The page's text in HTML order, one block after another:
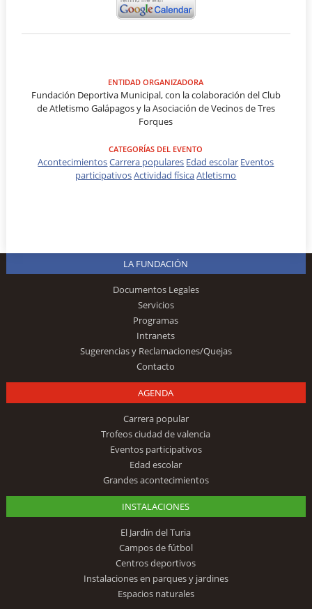
ENTIDAD ORGANIZADORA
Fundación Deportiva Municipal, con la colaboración del Club
de Atletismo Galápagos y la Asociación de Vecinos de Tres
Forques
CATEGORÍAS DEL EVENTO
AcontecimientosCarrera populares Edad escolar Eventos
participativosActividad físicaAtletismo
LA FUNDACIÓN
Documentos Legales
Servicios
Programas
Intranets
Sugerencias y Reclamaciones/Quejas
Contacto
AGENDA
Carrera popular
Trofeos ciudad de valencia
Eventos participativos
Edad escolar
Grandes acontecimientos
INSTALACIONES
El Jardín del Turia
Campos de fútbol
Centros deportivos
Instalaciones en parques y jardines
Espacios naturales